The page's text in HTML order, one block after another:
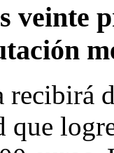
veinte
recibirá
que